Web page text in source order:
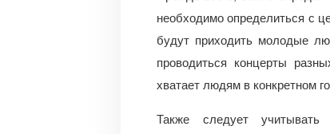
необходимо определиться с
будут приходить молодые
проводиться концерты
хватает людям в конкретном
Также следует